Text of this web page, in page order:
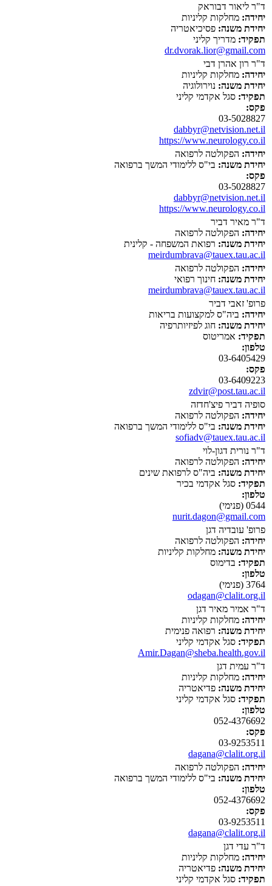
ד"ר ליאור דבוראק
יחידה: מחלקות קליניות
יחידת משנה: פסיכיאטריה
תפקיד: מדריך קליני
dr.dvorak.lior@gmail.com
ד"ר רון אהרן דבי
יחידה: מחלקות קליניות
יחידת משנה: נוירולוגיה
תפקיד: סגל אקדמי קליני
פקס:
03-5028827
dabbyr@netvision.net.il
https://www.neurology.co.il
יחידה: הפקולטה לרפואה
יחידת משנה: בי"ס ללימודי המשך ברפואה
פקס:
03-5028827
dabbyr@netvision.net.il
https://www.neurology.co.il
ד"ר מאיר דביר
יחידה: הפקולטה לרפואה
יחידת משנה: רפואת המשפחה - קלינית
meirdumbrava@tauex.tau.ac.il
יחידה: הפקולטה לרפואה
יחידת משנה: חינוך רפואי
meirdumbrava@tauex.tau.ac.il
פרופ' זאבי דביר
יחידה: ביה"ס למקצועות בריאות
יחידת משנה: חוג לפיזיותרפיה
תפקיד: אמריטוס
טלפון:
03-6405429
פקס:
03-6409223
zdvir@post.tau.ac.il
סופיה דביר פיצ'חדזה
יחידה: הפקולטה לרפואה
יחידת משנה: בי"ס ללימודי המשך ברפואה
sofiadv@tauex.tau.ac.il
ד"ר נורית דגון-לוי
יחידה: הפקולטה לרפואה
יחידת משנה: ביה"ס לרפואת שינים
תפקיד: סגל אקדמי בכיר
טלפון:
0544 (פנימי)
nurit.dagon@gmail.com
פרופ' עובדיה דגן
יחידה: הפקולטה לרפואה
יחידת משנה: מחלקות קליניות
תפקיד: בדימוס
טלפון:
3764 (פנימי)
odagan@clalit.org.il
ד"ר אמיר מאיר דגן
יחידה: מחלקות קליניות
יחידת משנה: רפואה פנימית
תפקיד: סגל אקדמי קליני
Amir.Dagan@sheba.health.gov.il
ד"ר עמית דגן
יחידה: מחלקות קליניות
יחידת משנה: פדיאטריה
תפקיד: סגל אקדמי קליני
טלפון:
052-4376692
פקס:
03-9253511
dagana@clalit.org.il
יחידה: הפקולטה לרפואה
יחידת משנה: בי"ס ללימודי המשך ברפואה
טלפון:
052-4376692
פקס:
03-9253511
dagana@clalit.org.il
ד"ר עדי דגן
יחידה: מחלקות קליניות
יחידת משנה: פדיאטריה
תפקיד: סגל אקדמי קליני